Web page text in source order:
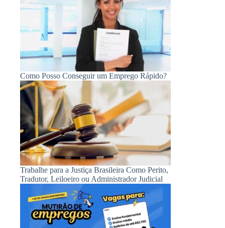
Como Posso Conseguir um Emprego Rápido?
Trabalhe para a Justiça Brasileira Como Perito,
Tradutor, Leiloeiro ou Administrador Judicial